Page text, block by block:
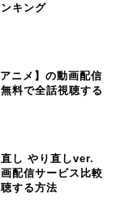
キング
ニメ】の動画配信
料で全話視聴する
し やり直しver.
画配信サービス比較
する方法